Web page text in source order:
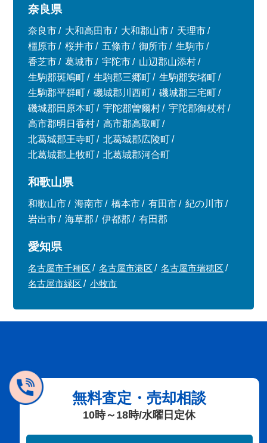
奈良県
奈良市 大和高田市 大和郡山市
天理市
橿原市
桜井市 五條市 御所市
生駒市
香芝市
葛城市 宇陀市
山辺郡山添村
生駒郡斑鳩町
生駒郡三郷町
生駒郡安堵町
生駒郡平群町
磯城郡川西町
磯城郡三宅町
磯城郡田原本町
宇陀郡曽爾村
宇陀郡御杖村
高市郡明日香村
高市郡高取町
北葛城郡王寺町
北葛城郡広陵町
北葛城郡上牧町
北葛城郡河合町
和歌山県
和歌山市 海南市 橋本市 有田市
紀の川市
岩出市
海草郡 伊都郡 有田郡
愛知県
名古屋市千種区 名古屋市港区
名古屋市瑞穂区
名古屋市緑区
小牧市
無料査定・売却相談
10時～18時/水曜日定休